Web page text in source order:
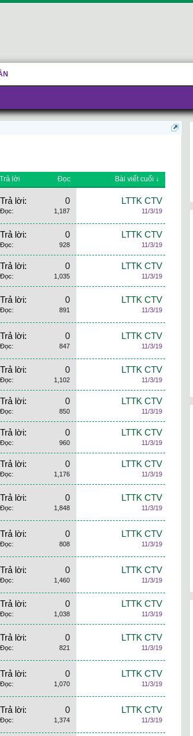
Trả lời Đọc Bài viết cuối ↓
Trả lời: 0
Đọc: 1,187
LTTK CTV
11/3/19
Trả lời: 0
Đọc: 928
LTTK CTV
11/3/19
Trả lời: 0
Đọc: 1,035
LTTK CTV
11/3/19
Trả lời: 0
Đọc: 891
LTTK CTV
11/3/19
Trả lời: 0
Đọc: 847
LTTK CTV
11/3/19
Trả lời: 0
Đọc: 1,102
LTTK CTV
11/3/19
Trả lời: 0
Đọc: 850
LTTK CTV
11/3/19
Trả lời: 0
Đọc: 960
LTTK CTV
11/3/19
Trả lời: 0
Đọc: 1,176
LTTK CTV
11/3/19
Trả lời: 0
Đọc: 1,848
LTTK CTV
11/3/19
Trả lời: 0
Đọc: 808
LTTK CTV
11/3/19
Trả lời: 0
Đọc: 1,460
LTTK CTV
11/3/19
Trả lời: 0
Đọc: 1,038
LTTK CTV
11/3/19
Trả lời: 0
Đọc: 821
LTTK CTV
11/3/19
Trả lời: 0
Đọc: 1,070
LTTK CTV
11/3/19
Trả lời: 0
Đọc: 1,374
LTTK CTV
11/3/19